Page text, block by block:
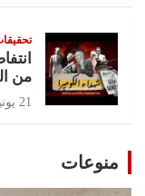
من
21 يونيو، 2026
منوعات